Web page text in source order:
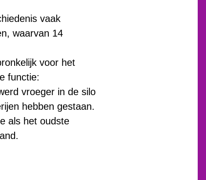
vaak
waarvan 14
voor het
functie:
vroeger in de silo
hebben gestaan.
als het oudste